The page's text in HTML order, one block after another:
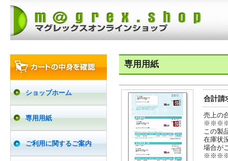
ショップホーム
専用用紙
ご利用に関するご案内
専用用紙
合計請
売上の
この製
在庫状
場合が